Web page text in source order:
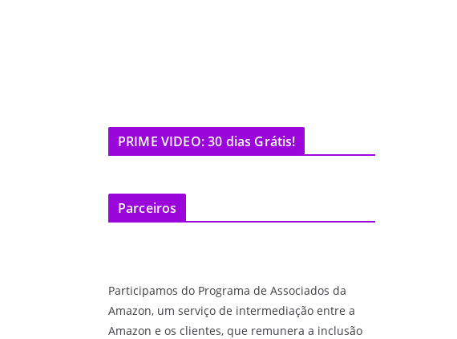
PRIME VIDEO: 30 dias Grátis!
Parceiros
Participamos do Programa de Associados da
Amazon, um serviço de intermediação entre a
Amazon e os clientes, que remunera a inclusão